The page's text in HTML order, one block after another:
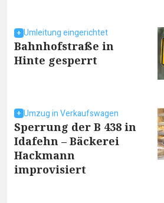
Umleitung eingerichtet
Bahnhofstraße in
Hinte gesperrt
Umzug in Verkaufswagen
Sperrung der B 438 in
Idafehn – Bäckerei
Hackmann
improvisiert